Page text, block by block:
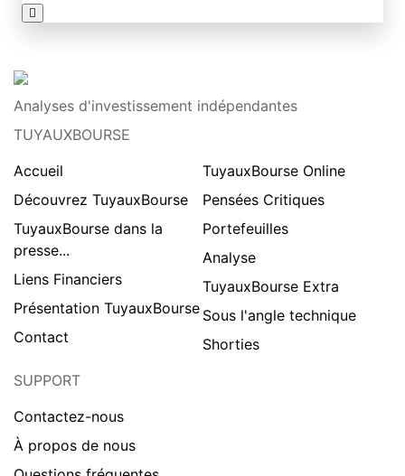
Analyses d'investissement indépendantes
TUYAUXBOURSE
Accueil
Découvrez TuyauxBourse
TuyauxBourse dans la
presse...
Liens Financiers
Présentation TuyauxBourse
Contact
TuyauxBourse Online
Pensées Critiques
Portefeuilles
Analyse
TuyauxBourse Extra
Sous l'angle technique
Shorties
SUPPORT
Contactez-nous
À propos de nous